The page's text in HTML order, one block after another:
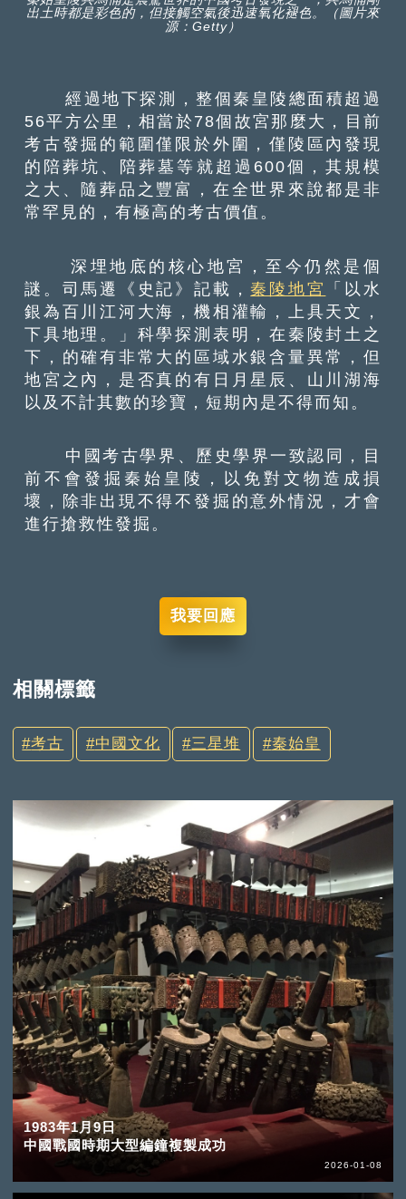
出土時都是彩色的，但接觸空氣後迅速氧化褪色。（圖片來
源：Getty）
經過地下探測，整個秦皇陵總面積超過
56平方公里，相當於78個故宮那麼大，目前
考古發掘的範圍僅限於外圍，僅陵區內發現
的陪葬坑、陪葬墓等就超過600個，其規模
之大、隨葬品之豐富，在全世界來說都是非
常罕見的，有極高的考古價值。
深埋地底的核心地宮，至今仍然是個
謎。司馬遷《史記》記載， 秦陵地宮
「以水
銀為百川江河大海，機相灌輸，上具天文，
下具地理。」科學探測表明，在秦陵封土之
下，的確有非常大的區域水銀含量異常，但
地宮之內，是否真的有日月星辰、山川湖海
以及不計其數的珍寶，短期內是不得而知。
中國考古學界、歷史學界一致認同，目
前不會發掘秦始皇陵，以免對文物造成損
壞，除非出現不得不發掘的意外情況，才會
進行搶救性發掘。
我要回應
相關標籤
考古 中國文化 三星堆 秦始皇
1983年1月9日
中國戰國時期大型編鐘複製成功
2026-01-08